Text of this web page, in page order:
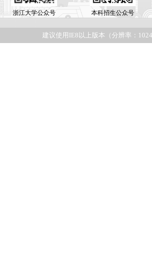
浙江大学公众号 本科招生公众号
建议使用IE8以上版本（分辨率：